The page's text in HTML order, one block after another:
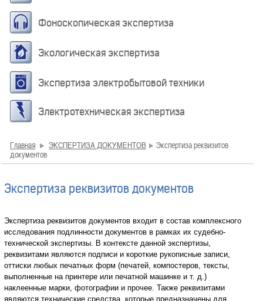
Фоноскопическая экспертиза
Экологическая экспертиза
Экспертиза электробытовой техники
Электротехническая экспертиза
Главная ЭКСПЕРТИЗА ДОКУМЕНТОВ
Экспертиза реквизитов
документов
Экспертиза реквизитов документов
Экспертиза реквизитов документов входит в состав комплексного
исследования подлинности документов в рамках их судебно-
технической экспертизы. В контексте данной экспертизы,
реквизитами являются подписи и короткие рукописные записи,
оттиски любых печатных форм (печатей, компостеров, тексты,
выполненные на принтере или печатной машинке и т. д.)
наклеенные марки, фотографии и прочее. Также реквизитами
являются технические средства, которые предназначены для